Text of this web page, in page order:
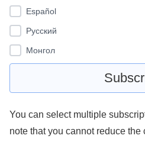
Español
Pусский
Монгол
You can select multiple
note that you cannot reduce the